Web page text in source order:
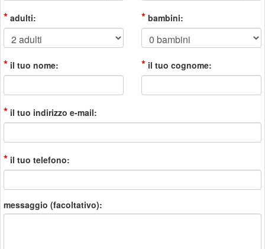
* adulti: * bambini:
* il tuo nome: * il tuo cognome:
* il tuo indirizzo e-mail:
* il tuo telefono:
messaggio (facoltativo):